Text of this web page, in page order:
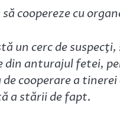
coopereze cu
un cerc de
din anturajul fetei,
de cooperare a
a stării de fapt.